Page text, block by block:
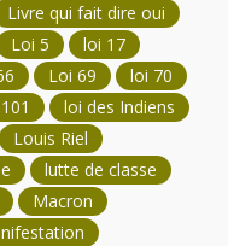
Livre qui fait dire oui
Loi 5
loi 17
Loi 69
loi 70
loi des Indiens
Louis Riel
lutte de classe
Macron